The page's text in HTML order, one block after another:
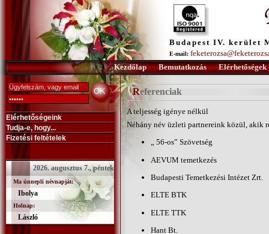
Budapest IV. kerület
E-mail:
Kezdőlap
Bemutatkozás Elérhetőségek
Elérhetőségeink
Tudja-e, hogy...
Fizetési feltételek
2026. augusztus 7., péntek
Ma ünnepli névnapját:
Ibolya
Holnap:
László
Referenciak
A teljesség igénye nélkül
Néhány név üzleti partnereink közül, akik
„ 56-os” Szövetség
AEVUM temetkezés
Budapesti Temetkezési Intézet Zrt.
ELTE BTK
ELTE TTK
Hant Bt.